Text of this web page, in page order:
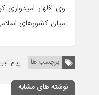
وی اظهار
میان کشورهای
برچسب ها پیام
نوشته های مشابه